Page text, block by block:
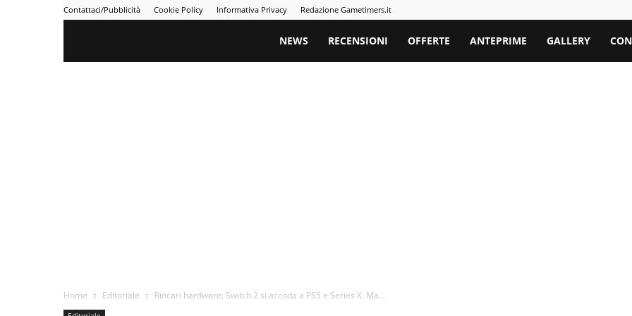
Contattaci/Pubblicità Cookie Policy Informativa Privacy Redazione Gametimers.it
Gametimers
NEWS RECENSIONI OFFERTE ANTEPRIME GALLERY
Home Editoriale Rincari hardware: Switch 2 si accoda a PS5 e Series X. Ma...